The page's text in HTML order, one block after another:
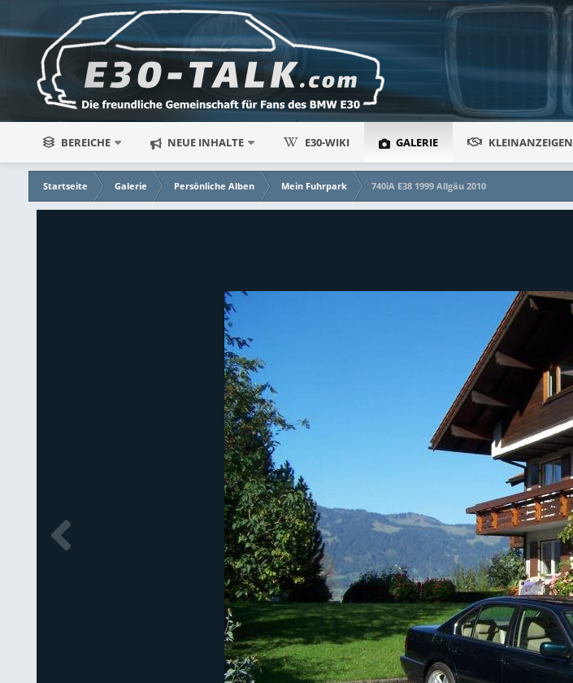
BEREICHE NEUE INHALTE E30-WIKI GALERIE KLEINANZEIGEN
Startseite Galerie Persönliche Alben Mein Fuhrpark 740iA E38 1999 Allgäu 2010